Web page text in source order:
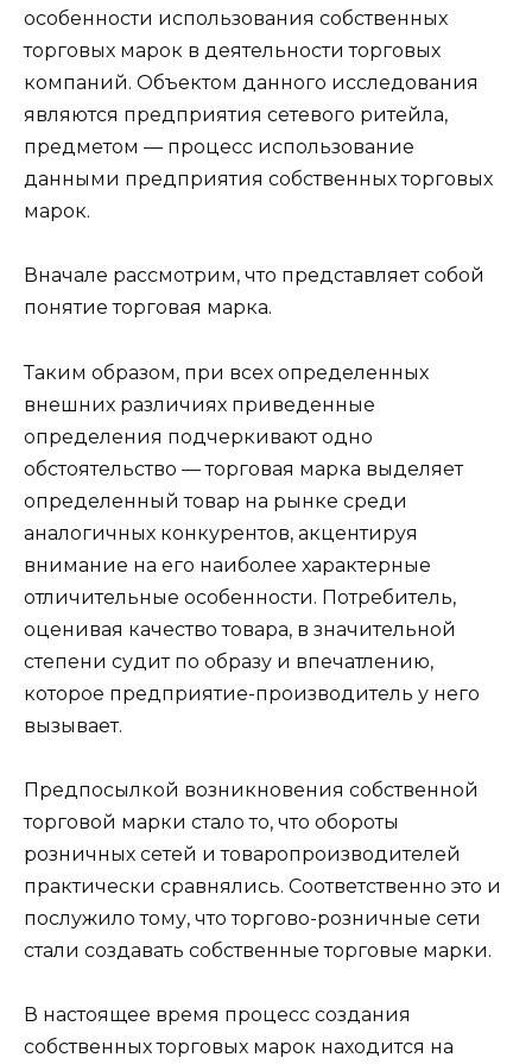
особенности использования собственных
торговых марок в деятельности торговых
компаний. Объектом данного исследования
являются предприятия сетевого ритейла,
предметом — процесс использование
данными предприятия собственных торговых
марок.
Вначале рассмотрим, что представляет собой
понятие торговая марка.
Таким образом, при всех определенных
внешних различиях приведенные
определения подчеркивают одно
обстоятельство — торговая марка выделяет
определенный товар на рынке среди
аналогичных конкурентов, акцентируя
внимание на его наиболее характерные
отличительные особенности. Потребитель,
оценивая качество товара, в значительной
степени судит по образу и впечатлению,
которое предприятие-производитель у него
вызывает.
Предпосылкой возникновения собственной
торговой марки стало то, что обороты
розничных сетей и товаропроизводителей
практически сравнялись. Соответственно это и
послужило тому, что торгово-розничные сети
стали создавать собственные торговые марки.
В настоящее время процесс создания
собственных торговых марок находится на